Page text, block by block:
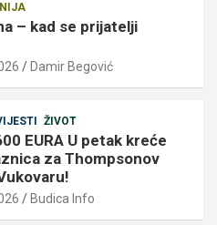
– kad se prijatelji
Damir Begović
ŽIVOT
EURA U petak kreće
za Thompsonov
Budica Info